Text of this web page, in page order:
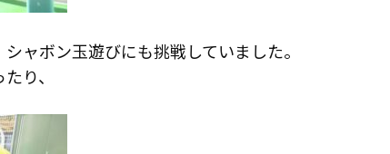
ャボン玉遊びにも挑戦していました。
り、